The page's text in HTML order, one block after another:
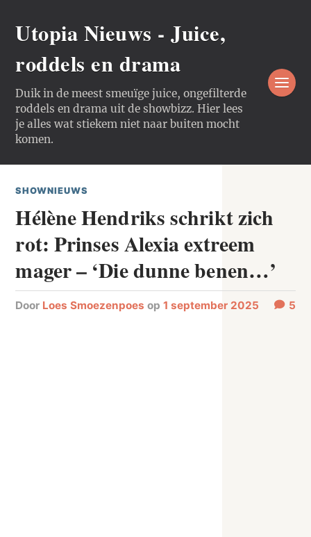
Utopia Nieuws - Juice,
roddels en drama
Duik in de meest smeuïge juice, ongefilterde
roddels en drama uit de showbizz. Hier lees
je alles wat stiekem niet naar buiten mocht
komen.
SHOWNIEUWS
Hélène Hendriks schrikt zich
rot: Prinses Alexia extreem
mager – ‘Die dunne benen…’
door Loes Smoezenpoes op1 september 2025 5